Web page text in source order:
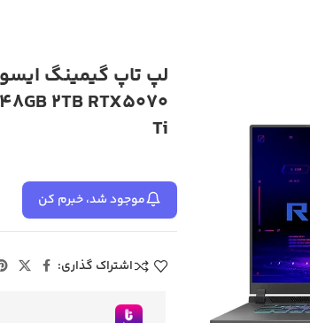
2TB RTX5070
Ti
موجود شد، خبرم کن
اشتراک گذاری: